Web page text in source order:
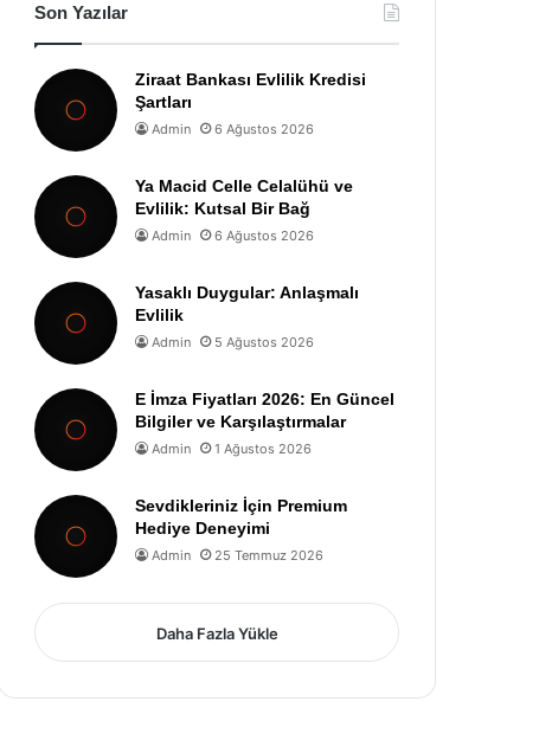
Son Yazılar
Ziraat Bankası Evlilik Kredisi
Şartları
Admin 6 Ağustos 2026
Ya Macid Celle Celalühü ve
Evlilik: Kutsal Bir Bağ
Admin 6 Ağustos 2026
Yasaklı Duygular: Anlaşmalı
Evlilik
Admin 5 Ağustos 2026
E İmza Fiyatları 2026: En Güncel
Bilgiler ve Karşılaştırmalar
Admin 1 Ağustos 2026
Sevdikleriniz İçin Premium
Hediye Deneyimi
Admin 25 Temmuz 2026
Daha Fazla Yükle